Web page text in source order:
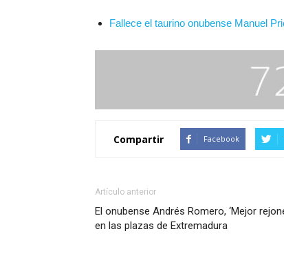
Fallece el taurino onubense Manuel
Compartir Facebook
Artículo anterior
El onubense Andrés Romero, ‘Mejor
en las plazas de Extremadura